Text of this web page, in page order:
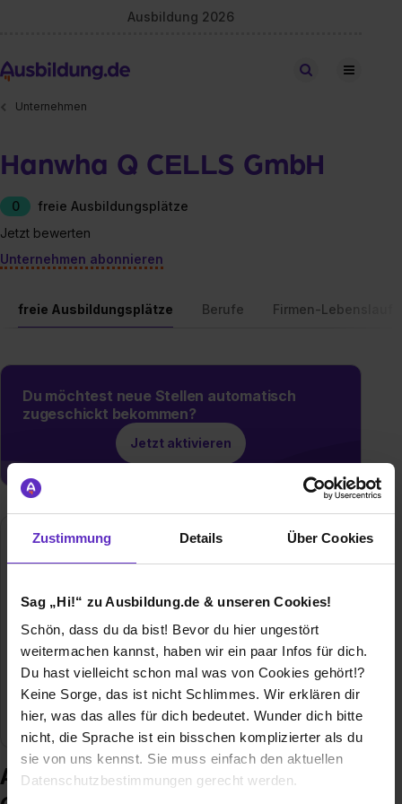
Zustimmung Details Über Cookies
Sag „Hi!“ zu Ausbildung.de & unseren Cookies!
Schön, dass du da bist! Bevor du hier ungestört
weitermachen kannst, haben wir ein paar Infos für dich.
Du hast vielleicht schon mal was von Cookies gehört!?
Keine Sorge, das ist nicht Schlimmes. Wir erklären dir
hier, was das alles für dich bedeutet. Wunder dich bitte
nicht, die Sprache ist ein bisschen komplizierter als du
sie von uns kennst. Sie muss einfach den aktuellen
Datenschutzbestimmungen gerecht werden.
Ausbildung 2026
Stellen finden
Unternehmen
Hanwha Q CELLS GmbH
0
freie Ausbildungsplätze
Jetzt bewerten
Unternehmen abonnieren
freie Ausbildungsplätze Berufe Firmen-Lebenslauf
Du möchtest neue Stellen automatisch
zugeschickt bekommen?
Jetzt aktivieren
Hanwha Q CELLS GmbH
E-Mail anzeigen
Gründungsjahr 1999
Branche Energiewirtschaft, Sonstige Industrie
Ausbildung bei Hanwha Q CELLS